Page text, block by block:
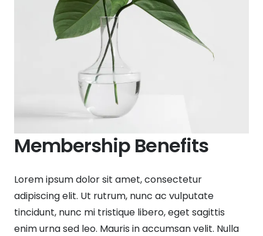
Membership Benefits
Lorem ipsum dolor sit amet, consectetur
adipiscing elit. Ut rutrum, nunc ac vulputate
tincidunt, nunc mi tristique libero, eget sagittis
enim urna sed leo. Mauris in accumsan velit. Nulla